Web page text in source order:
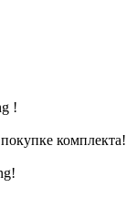
!
комплекта!